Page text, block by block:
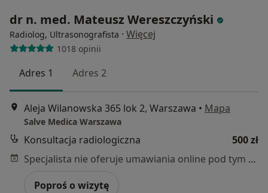
dr n. med. Mateusz Wereszczyński
Radiolog, Ultrasonografista · Więcej
1018 opinii
Adres 1 Adres 2
Aleja Wilanowska 365 lok 2, Warszawa • Mapa
Salve Medica Warszawa
Konsultacja radiologiczna
500 zł
Specjalista nie oferuje umawiania online pod tym adresem.
Poproś o wizytę